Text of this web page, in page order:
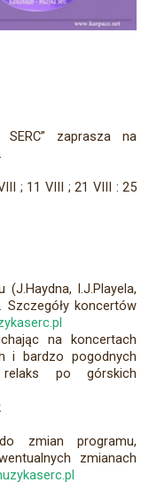
SERC” zaprasza na
; 11 VIII ; 21 VIII : 25
I.J.Playela,
Szczegóły koncertów
na koncertach
i bardzo pogodnych
relaks po górskich
zmian programu,
zmianach